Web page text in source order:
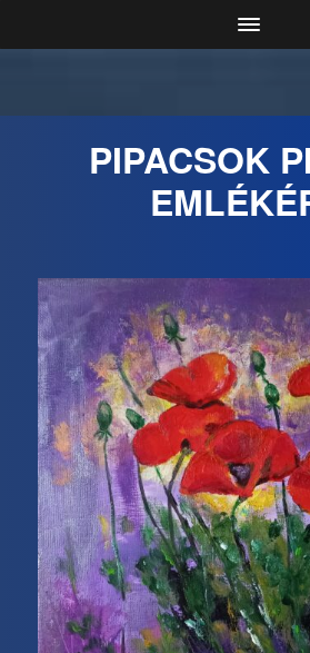
PIPACSOK